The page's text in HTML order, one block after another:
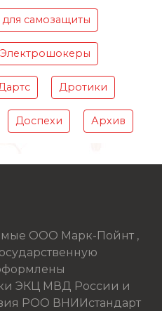
самозащиты
Электрошокеры
Дротики
Доспехи Архив
ООО Марк-Пойнт ,
ЭКЦ МВД России и
РОО ВНИИстандарт